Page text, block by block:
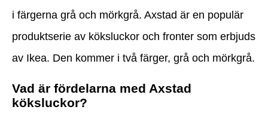
i färgerna grå och mörkgrå. Axstad är en populär
produktserie av köksluckor och fronter som erbjuds
av Ikea. Den kommer i två färger, grå och mörkgrå.
Vad är fördelarna med Axstad
köksluckor?